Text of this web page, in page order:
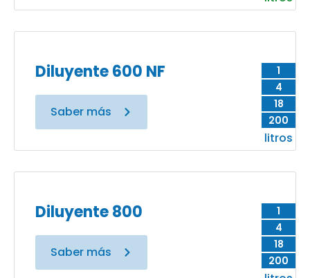
1
4
18
200
litros
Diluyente 600 NF
Saber más
1
4
18
200
Diluyente 800
Saber más